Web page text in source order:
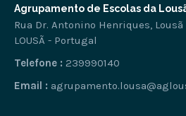
Agrupamento de Escolas da
Rua Dr. Antonino Henriques,
LOUSÃ - Portugal
Telefone : 239990140
Email :